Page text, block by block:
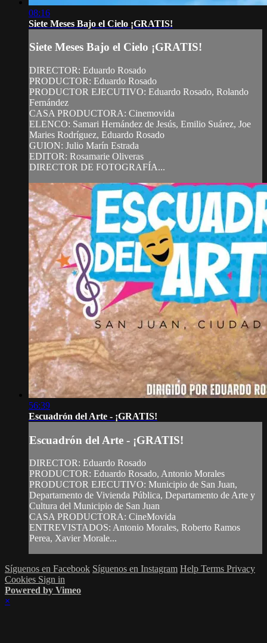
08:16
Siete Meses Bajo el Cielo ¡GRATIS!
Siete Meses Bajo el Cielo ¡GRATIS!
DIRECTOR: Eduardo Rosado
PRODUCTOR: Eduardo Rosado
PRODUCTOR EJECUTIVO: Eduardo Rosado, Rolando
Fernández
CASA PRODUCTORA: Cinemovida
ELENCO: Samari Hernández de Jesús, Emilio Suárez, Joe
Maries Rodríguez, Eduardo Rosado
GUION: Julio Marín Estrada
EDITOR: Rosamarie Oliveras
DIRECTOR DE FOTOGRAFÍA...
56:39
Escuadrón del Arte - ¡GRATIS!
Escuadrón del Arte - ¡GRATIS!
DIRECTOR: Eduardo Rosado
PRODUCTOR: Eduardo Rosado, Antonio Morales
PRODUCTOR EJECUTIVO: Municipio de San Juan,
Departamento de Vivienda Pública, Departamento de Arte y
Cultura del Municipio de San Juan
CASA PRODUCTORA: CineMovida
ENTREVISTADOS: Antonio Morales, Roberto Ramos
Perea, Xavier Morale...
Síguenos en Facebook Síguenos en Instagram Help Terms Privacy
Cookies Sign in
Powered by Vimeo
×